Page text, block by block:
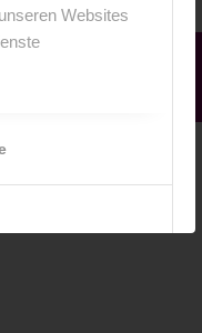
Websites